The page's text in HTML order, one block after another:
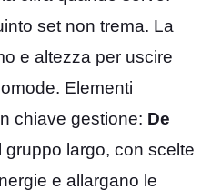
set non trema. La
e altezza per uscire
Elementi
chiave gestione: De
gruppo largo, con scelte
e allargano le